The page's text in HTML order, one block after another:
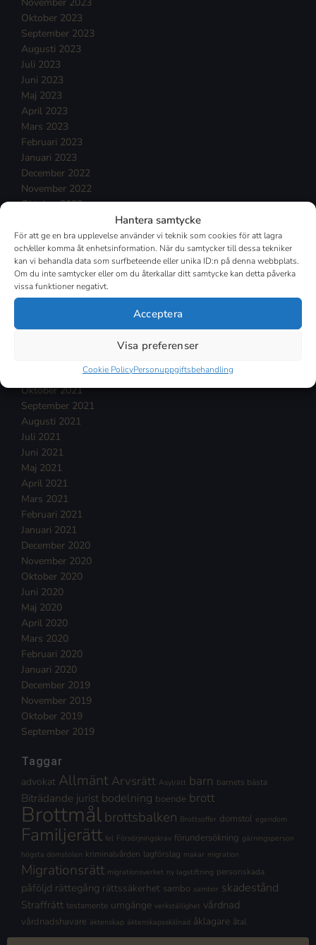
Hantera samtycke
För att ge en bra upplevelse använder vi teknik som cookies för att lagra
och/eller komma åt enhetsinformation. När du samtycker till dessa tekniker
kan vi behandla data som surfbeteende eller unika ID:n på denna webbplats.
Om du inte samtycker eller om du återkallar ditt samtycke kan detta påverka
vissa funktioner negativt.
Acceptera
Visa preferenser
Cookie PolicyPersonuppgiftsbehandling
November 2023
Oktober 2023
September 2023
Augusti 2023
Juli 2023
Juni 2023
Maj 2023
April 2023
Mars 2023
Februari 2023
Januari 2023
December 2022
November 2022
Oktober 2022
Augusti 2022
Juli 2022
Juni 2022
Maj 2022
April 2022
Februari 2022
November 2021
Oktober 2021
September 2021
Augusti 2021
Juli 2021
Juni 2021
Maj 2021
April 2021
Mars 2021
Februari 2021
Januari 2021
December 2020
November 2020
Oktober 2020
Juni 2020
Maj 2020
April 2020
Mars 2020
Februari 2020
Januari 2020
December 2019
November 2019
Oktober 2019
September 2019
Taggar
advokat Allmänt Arvsrätt Asylrätt barn barnets bästa
Biträdande jurist bodelning boende brott
Brottmålbrottsbalken Brottsoffer domstol egendom
Familjerätt fel Försörjningskrav förundersökning gärningsperson
högsta domstolen kriminalvården lagförslag makar migration
Migrationsrätt migrationsverket ny lagstiftning personskada
påföljd rättegång rättssäkerhet sambo sambor skadestånd
Straffrätt testamente umgänge verkställighet vårdnad
vårdnadshavare äktenskap äktenskapsskillnad åklagare åtal